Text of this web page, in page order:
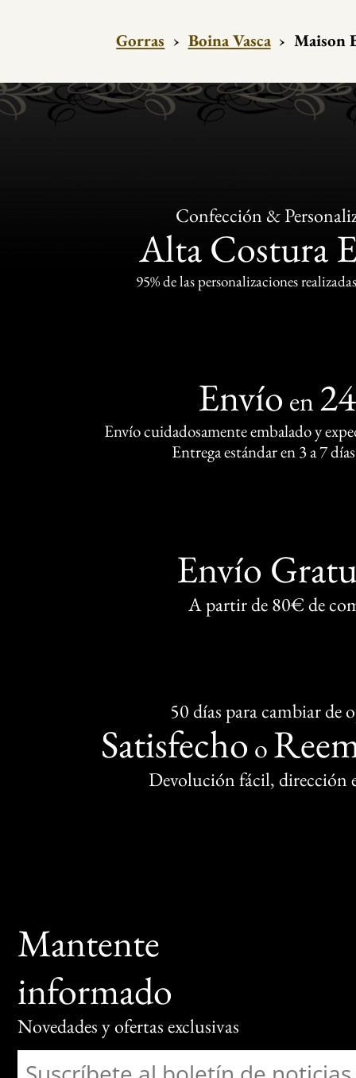
Gorras › Boina Vasca › Maison
Confección &
Alta Costura
95% de las personalizaciones
Envío en
Envío cuidadosamente embalado y
Entrega estándar en 3 a 7
Envío
A partir de 80€ de
50 días para cambiar de
Satisfecho o
Devolución fácil, dirección
Mantente
informado
Novedades y ofertas exclusivas